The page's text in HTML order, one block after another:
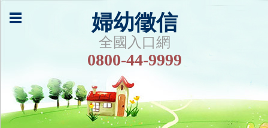
婦幼徵信
全國入口網
0800-44-9999